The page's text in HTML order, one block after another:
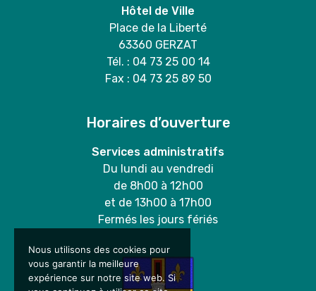
Hôtel de Ville
Place de la Liberté
63360 GERZAT
Tél. : 04 73 25 00 14
Fax : 04 73 25 89 50
Horaires d’ouverture
Services administratifs
Du lundi au vendredi
de 8h00 à 12h00
et de 13h00 à 17h00
Fermés les jours fériés
Nous utilisons des cookies pour
vous garantir la meilleure
expérience sur notre site web. Si